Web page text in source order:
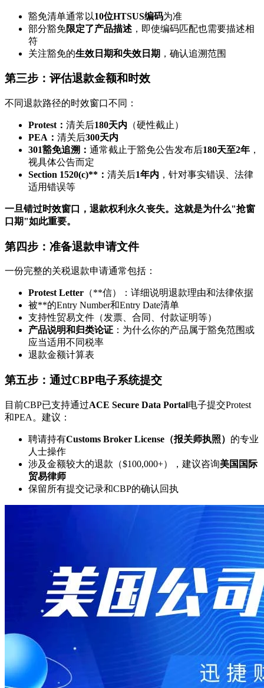
豁免清单通常以10位HTSUS编码为准
部分豁免限定了产品描述 ，即使编码匹配也需要描述相
符
关注豁免的生效日期和失效日期 ，确认追溯范围
第三步：评估退款金额和时效
不同退款路径的时效窗口不同：
Protest： 清关后180天内 （硬性截止）
PEA： 清关后300天内
301豁免追溯： 通常截止于豁免公告发布后180天至2年 ，
视具体公告而定
Section 1520(c)**： 清关后1年内 ，针对事实错误、法律
适用错误等
一旦错过时效窗口，退款权利永久丧失。这就是为什么"抢窗
口期"如此重要。
第四步：准备退款申请文件
一份完整的关税退款申请通常包括：
Protest Letter （**信）：详细说明退款理由和法律依据
被**的Entry Number和Entry Date清单
支持性贸易文件（发票、合同、付款证明等）
产品说明和归类论证 ：为什么你的产品属于豁免范围或
应当适用不同税率
退款金额计算表
第五步：通过CBP电子系统提交
目前CBP已支持通过ACE Secure Data Portal电子提交Protest
和PEA。建议：
聘请持有Customs Broker License（报关师执照） 的专业
人士操作
涉及金额较大的退款（$100,000+），建议咨询美国国际
贸易律师
保留所有提交记录和CBP的确认回执